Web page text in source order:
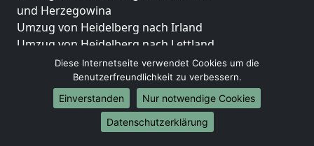
und Herzegowina
Umzug von Heidelberg nach Irland
Umzug von Heidelberg nach Lettland
Umzug von Heidelberg nach Zypern
Umzug von Heidelberg nach Kroatien
Umzug von Heidelberg nach Estland
Umzug von Heidelberg nach Finnland
Umzug von Heidelberg nach Frankreich
Diese Internetseite verwendet Cookies um die
Benutzerfreundlichkeit zu verbessern.
Einverstanden
Nur notwendige Cookies
Datenschutzerklärung